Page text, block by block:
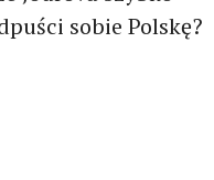
sobie Polskę?